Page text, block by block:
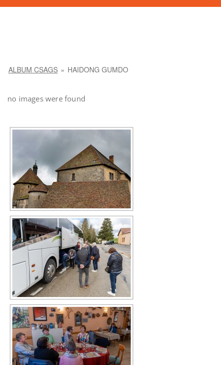
ALBUM CSAGS » HAIDONG GUMDO
no images were found